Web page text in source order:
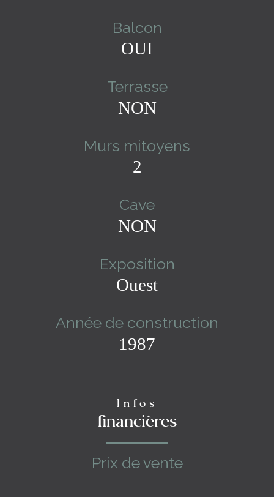
Balcon
OUI
Terrasse
NON
Murs mitoyens
2
Cave
NON
Exposition
Ouest
Année de construction
1987
Infos
financières
Prix de vente